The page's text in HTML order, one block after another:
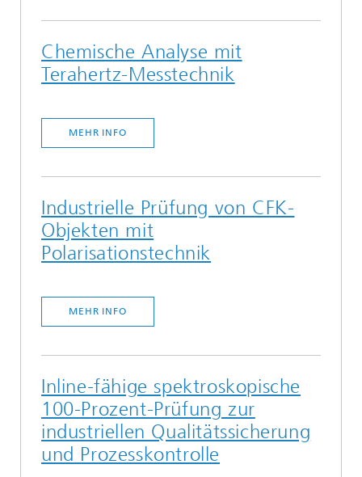
Chemische Analyse mit
Terahertz-Messtechnik
MEHR INFO
Industrielle Prüfung von CFK-
Objekten mit
Polarisationstechnik
MEHR INFO
Inline-fähige spektroskopische
100-Prozent-Prüfung zur
industriellen Qualitätssicherung
und Prozesskontrolle